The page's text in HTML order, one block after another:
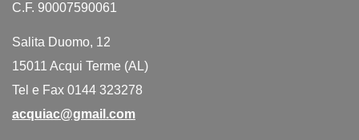
C.F. 90007590061
Salita Duomo, 12
15011 Acqui Terme (AL)
Tel e Fax 0144 323278
acquiac@gmail.com